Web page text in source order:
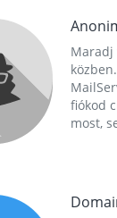
Maradj
fiókod
most,